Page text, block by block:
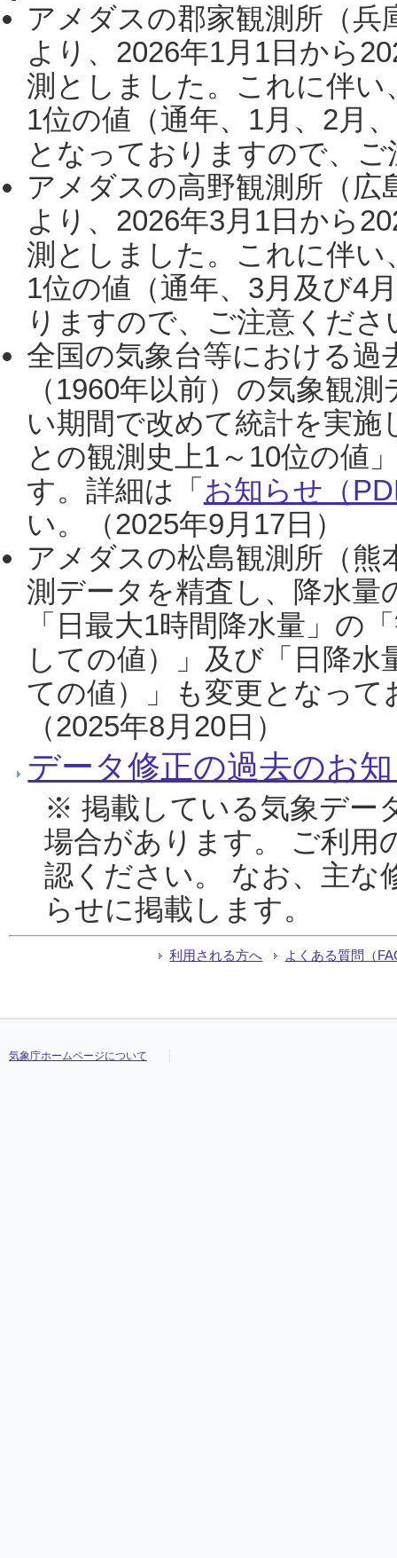
アメダスの郡家観測所（
より、2026年1月1日から
測としました。これに伴い
1位の値（通年、1月、2月
となっておりますので、
アメダスの高野観測所（
より、2026年3月1日から
測としました。これに伴い
1位の値（通年、3月及び4
りますので、ご注意くだ
全国の気象台等における過
（1960年以前）の気象観
い期間で改めて統計を実
との観測史上1～10位の値
す。詳細は「 お知らせ（
い。（2025年9月17日）
アメダスの松島観測所（熊
測データを精査し、降水
「日最大1時間降水量」の
しての値）」及び「日降
ての値）」も変更となっ
（2025年8月20日）
データ修正の過去のお
※ 掲載している気象デー
場合があります。 ご利用
認ください。 なお、主な
らせに掲載します。
利用される方へ よくある質問（
気象庁ホームページについて